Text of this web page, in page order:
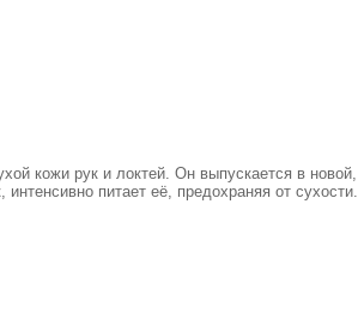
кожи рук и локтей. Он выпускается в
питает её, предохраняя от сухости.